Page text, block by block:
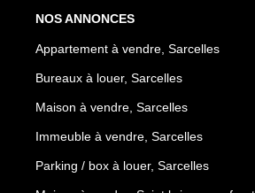
NOS ANNONCES
Appartement à vendre, Sarcelles
Bureaux à louer, Sarcelles
Maison à vendre, Sarcelles
Immeuble à vendre, Sarcelles
Parking / box à louer, Sarcelles